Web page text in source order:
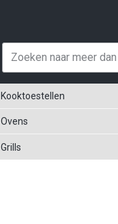
Kooktoestellen
Ovens
Grills